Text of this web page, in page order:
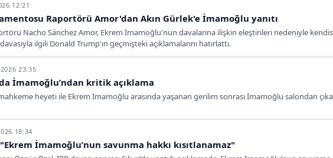
12:21
Raportörü Amor'dan Akın Gürlek'e İmamoğlu yanıtı
Nacho Sánchez Amor, Ekrem İmamoğlu'nun davalarına ilişkin eleştirileri nedeniyle
ilgili Donald Trump'ın geçmişteki açıklamalarını hatırlattı.
23:35
İmamoğlu’ndan kritik açıklama
heyeti ile Ekrem İmamoğlu arasında yaşanan gerilim sonrası İmamoğlu salondan
18:34
İmamoğlu’nun savunma hakkı kısıtlanamaz"